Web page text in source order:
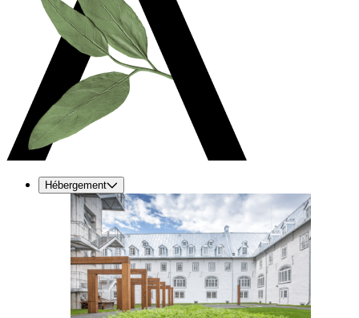
Hébergement